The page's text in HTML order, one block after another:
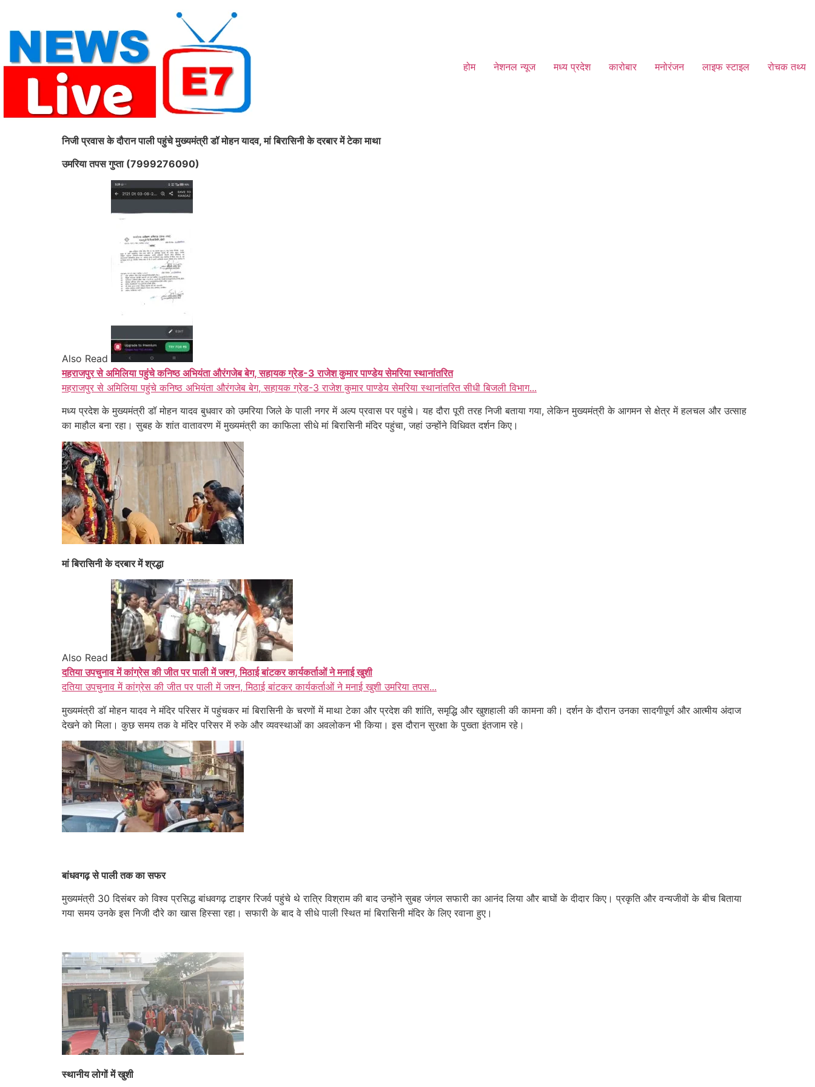
content
होम नेशनल न्यूज मध्य प्रदेश कारोबार मनोरंजन लाइफ स्टाइल रोचक तथ्य
निजी प्रवास के दौरान पाली पहुंचे मुख्यमंत्री डॉ मोहन यादव, मां बिरासिनी के दरबार में टेका माथा
उमरिया तपस गुप्ता (7999276090)
Also Read
महराजपुर से अमिलिया पहुंचे कनिष्ठ अभियंता औरंगजेब बेग, सहायक ग्रेड-3 राजेश कुमार पाण्डेय सेमरिया स्थानांतरित
महराजपुर से अमिलिया पहुंचे कनिष्ठ अभियंता औरंगजेब बेग, सहायक ग्रेड-3 राजेश कुमार पाण्डेय सेमरिया स्थानांतरित सीधी बिजली विभाग...
मध्य प्रदेश के मुख्यमंत्री डॉ मोहन यादव बुधवार को उमरिया जिले के पाली नगर में अल्प प्रवास पर पहुंचे। यह दौरा पूरी तरह निजी बताया गया, लेकिन मुख्यमंत्री के आगमन से क्षेत्र में हलचल और उत्साह
का माहौल बना रहा। सुबह के शांत वातावरण में मुख्यमंत्री का काफिला सीधे मां बिरासिनी मंदिर पहुंचा, जहां उन्होंने विधिवत दर्शन किए।
मां बिरासिनी के दरबार में श्रद्धा
Also Read
दतिया उपचुनाव में कांग्रेस की जीत पर पाली में जश्न, मिठाई बांटकर कार्यकर्ताओं ने मनाई खुशी
दतिया उपचुनाव में कांग्रेस की जीत पर पाली में जश्न, मिठाई बांटकर कार्यकर्ताओं ने मनाई खुशी उमरिया तपस...
मुख्यमंत्री डॉ मोहन यादव ने मंदिर परिसर में पहुंचकर मां बिरासिनी के चरणों में माथा टेका और प्रदेश की शांति, समृद्धि और खुशहाली की कामना की। दर्शन के दौरान उनका सादगीपूर्ण और आत्मीय अंदाज
देखने को मिला। कुछ समय तक वे मंदिर परिसर में रुके और व्यवस्थाओं का अवलोकन भी किया। इस दौरान सुरक्षा के पुख्ता इंतजाम रहे।
बांधवगढ़ से पाली तक का सफर
मुख्यमंत्री 30 दिसंबर को विश्व प्रसिद्ध बांधवगढ़ टाइगर रिजर्व पहुंचे थे रात्रि विश्राम की बाद उन्होंने सुबह जंगल सफारी का आनंद लिया और बाघों के दीदार किए। प्रकृति और वन्यजीवों के बीच बिताया
गया समय उनके इस निजी दौरे का खास हिस्सा रहा। सफारी के बाद वे सीधे पाली स्थित मां बिरासिनी मंदिर के लिए रवाना हुए।
स्थानीय लोगों में खुशी